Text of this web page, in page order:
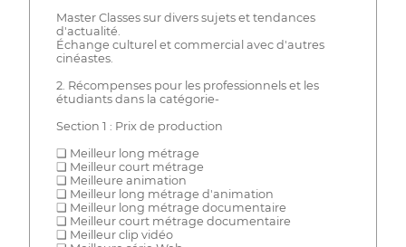
Master Classes sur divers sujets et tendances
d'actualité.
Échange culturel et commercial avec d'autres
cinéastes.
2. Récompenses pour les professionnels et les
étudiants dans la catégorie-
Section 1 : Prix de production
❏ Meilleur long métrage
❏ Meilleur court métrage
❏ Meilleure animation
❏ Meilleur long métrage d'animation
❏ Meilleur long métrage documentaire
❏ Meilleur court métrage documentaire
❏ Meilleur clip vidéo